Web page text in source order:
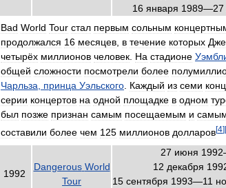
16 января 1989—27
Bad World Tour стал первым сольным
продолжался 16 месяцев в течение которых
четырёх миллионов человек На стадионе
общей сложности посмотрели более
Чарльза
принца Уэльского Каждый из семи
серии концертов на одной площадке в одном
был позже признан самым посещаемым и
составили более чем 125 миллионов долларов[4][
1992
Dangerous World
Tour
27 июня 1992
12 декабря
15 сентября 1993—11